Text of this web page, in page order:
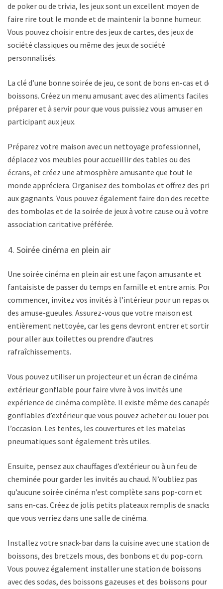
de poker ou de trivia, les jeux sont un excellent moyen de
faire rire tout le monde et de maintenir la bonne humeur.
Vous pouvez choisir entre des jeux de cartes, des jeux de
société classiques ou même des jeux de société
personnalisés.
La clé d’une bonne soirée de jeu, ce sont de bons en-cas et des
boissons. Créez un menu amusant avec des aliments faciles à
préparer et à servir pour que vous puissiez vous amuser en
participant aux jeux.
Préparez votre maison avec un nettoyage professionnel,
déplacez vos meubles pour accueillir des tables ou des
écrans, et créez une atmosphère amusante que tout le
monde appréciera. Organisez des tombolas et offrez des prix
aux gagnants. Vous pouvez également faire don des recettes
des tombolas et de la soirée de jeux à votre cause ou à votre
association caritative préférée.
Soirée cinéma en plein air
Une soirée cinéma en plein air est une façon amusante et
fantaisiste de passer du temps en famille et entre amis. Pour
commencer, invitez vos invités à l’intérieur pour un repas ou
des amuse-gueules. Assurez-vous que votre maison est
entièrement nettoyée, car les gens devront entrer et sortir
pour aller aux toilettes ou prendre d’autres
rafraîchissements.
Vous pouvez utiliser un projecteur et un écran de cinéma
extérieur gonflable pour faire vivre à vos invités une
expérience de cinéma complète. Il existe même des canapés
gonflables d’extérieur que vous pouvez acheter ou louer pour
l’occasion. Les tentes, les couvertures et les matelas
pneumatiques sont également très utiles.
Ensuite, pensez aux chauffages d’extérieur ou à un feu de
cheminée pour garder les invités au chaud. N’oubliez pas
qu’aucune soirée cinéma n’est complète sans pop-corn et
sans en-cas. Créez de jolis petits plateaux remplis de snacks
que vous verriez dans une salle de cinéma.
Installez votre snack-bar dans la cuisine avec une station de
boissons, des bretzels mous, des bonbons et du pop-corn.
Vous pouvez également installer une station de boissons
avec des sodas, des boissons gazeuses et des boissons pour